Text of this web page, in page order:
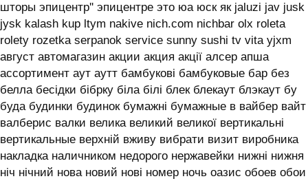
шторы эпицентр'' эпицентре это юа юск як jaluzi jav jusk
jysk kalash kup ltym nakive nich.com nichbar olx roleta
rolety rozetka serpanok service sunny sushi tv vita yjxm
август автомагазин акции акция акції алсер апша
ассортимент аут аутт бамбукові бамбуковые бар без
белла бесідки бібрку біла білі блек блекаут блэкаут бу
буда будинки будинок бумажні бумажные в вайбер вайт
валберис валки велика великий великої вертикальні
вертикальные верхній вживу вибрати визит виробника
накладка наличником недорого нержавейки нижні нижня
ніч нічний нова новий нові номер ночь оазис обоев обои